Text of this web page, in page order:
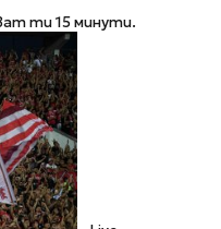
ти 15 минути.